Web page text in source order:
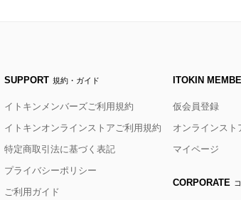
SUPPORT 規約・ガイド
イトキンメンバーズご利用規約
イトキンオンラインストアご利用規約
特定商取引法に基づく表記
プライバシーポリシー
ご利用ガイド
ITOKIN
仮会員登録
オンラインスト
マイページ
CORPORATE